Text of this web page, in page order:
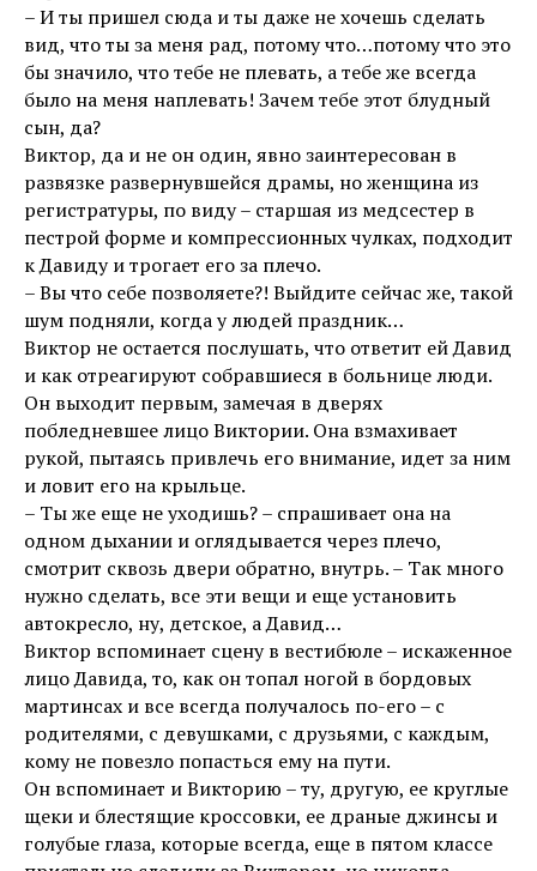
– И ты пришел сюда и ты даже не хочешь сделать
вид, что ты за меня рад, потому что…потому что это
бы значило, что тебе не плевать, а тебе же всегда
было на меня наплевать! Зачем тебе этот блудный
сын, да?
Виктор, да и не он один, явно заинтересован в
развязке развернувшейся драмы, но женщина из
регистратуры, по виду – старшая из медсестер в
пестрой форме и компрессионных чулках, подходит
к Давиду и трогает его за плечо.
– Вы что себе позволяете?! Выйдите сейчас же, такой
шум подняли, когда у людей праздник…
Виктор не остается послушать, что ответит ей Давид
и как отреагируют собравшиеся в больнице люди.
Он выходит первым, замечая в дверях
побледневшее лицо Виктории. Она взмахивает
рукой, пытаясь привлечь его внимание, идет за ним
и ловит его на крыльце.
– Ты же еще не уходишь? – спрашивает она на
одном дыхании и оглядывается через плечо,
смотрит сквозь двери обратно, внутрь. – Так много
нужно сделать, все эти вещи и еще установить
автокресло, ну, детское, а Давид…
Виктор вспоминает сцену в вестибюле – искаженное
лицо Давида, то, как он топал ногой в бордовых
мартинсах и все всегда получалось по-его – с
родителями, с девушками, с друзьями, с каждым,
кому не повезло попасться ему на пути.
Он вспоминает и Викторию – ту, другую, ее круглые
щеки и блестящие кроссовки, ее драные джинсы и
голубые глаза, которые всегда, еще в пятом классе